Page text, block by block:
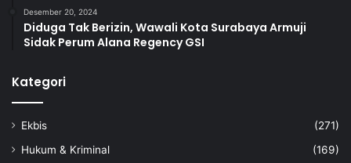
Desember 20, 2024
Diduga Tak Berizin, Wawali Kota Surabaya Armuji
Sidak Perum Alana Regency GSI
Kategori
Ekbis
(271)
Hukum & Kriminal
(169)